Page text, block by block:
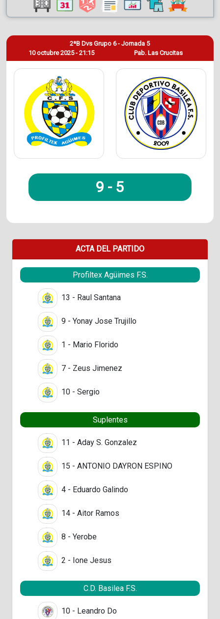
10 octubre 2025 - 21:15
2ªB Dvs Grupo 6 - Jornada 5
Pab. Las Crucitas
9 - 5
ACTA DEL PARTIDO
Profiltex Agüimes F.S.
13 - Raul Santana
9 - Yonay Jose Trujillo
1 - Mario Florido
7 - Zeus Jimenez
10 - Sergio
Suplentes
11 - Aday S. Gonzalez
15 - ANTONIO DAYRON ESPINO
4 - Eduardo Galindo
14 - Aitor Ramos
8 - Yerobe
2 - Ione Jesus
C.D. Basilea F.S.
10 - Leandro Do